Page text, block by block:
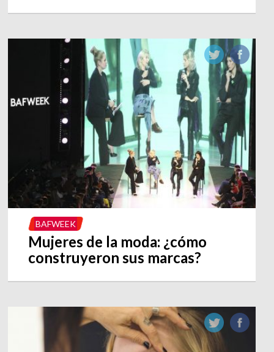
BAFWEEK
Mujeres de la moda: ¿cómo
construyeron sus marcas?